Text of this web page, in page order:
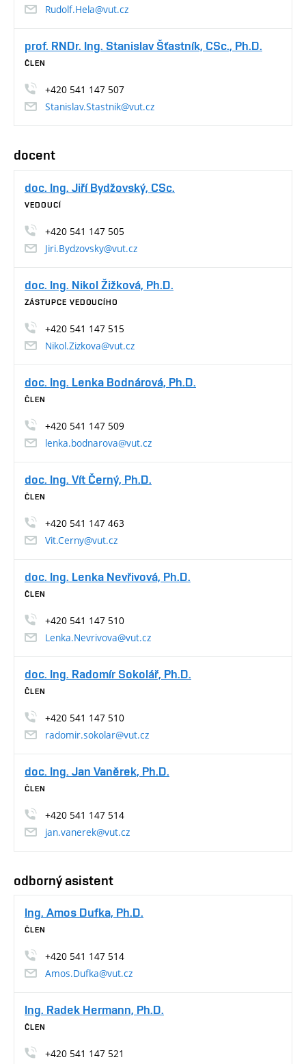
Rudolf.Hela@vut.cz
prof. RNDr. Ing. Stanislav Šťastník, CSc., Ph.D.
ČLEN
+420 541 147 507
Stanislav.Stastnik@vut.cz
docent
doc. Ing. Jiří Bydžovský, CSc.
VEDOUCÍ
+420 541 147 505
Jiri.Bydzovsky@vut.cz
doc. Ing. Nikol Žižková, Ph.D.
ZÁSTUPCE VEDOUCÍHO
+420 541 147 515
Nikol.Zizkova@vut.cz
doc. Ing. Lenka Bodnárová, Ph.D.
ČLEN
+420 541 147 509
lenka.bodnarova@vut.cz
doc. Ing. Vít Černý, Ph.D.
ČLEN
+420 541 147 463
Vit.Cerny@vut.cz
doc. Ing. Lenka Nevřivová, Ph.D.
ČLEN
+420 541 147 510
Lenka.Nevrivova@vut.cz
doc. Ing. Radomír Sokolář, Ph.D.
ČLEN
+420 541 147 510
radomir.sokolar@vut.cz
doc. Ing. Jan Vaněrek, Ph.D.
ČLEN
+420 541 147 514
jan.vanerek@vut.cz
odborný asistent
Ing. Amos Dufka, Ph.D.
ČLEN
+420 541 147 514
Amos.Dufka@vut.cz
Ing. Radek Hermann, Ph.D.
ČLEN
+420 541 147 521